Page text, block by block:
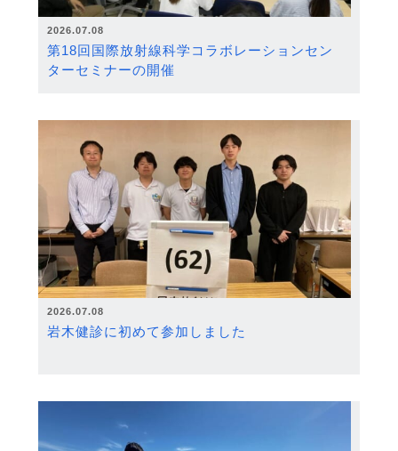
2026.07.08
第18回国際放射線科学コラボレーションセン
ターセミナーの開催
2026.07.08
岩木健診に初めて参加しました